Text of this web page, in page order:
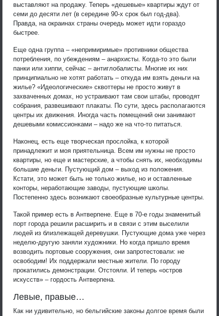
выставляют на продажу. Теперь «дешевые» квартиры ждут от
семи до десяти лет (в середине 90-х срок был год-два).
Правда, на окраинах страны очередь может идти гораздо
быстрее.
Еще одна группа – «непримиримые» противники общества
потребления, по убеждениям – анархисты. Когда-то это были
панки или хиппи, сейчас – антиглобалисты. Многие их них
принципиально не хотят работать – откуда им взять деньги на
жилье? «Идеологические» сквоттеры не просто живут в
захваченных домах, но устраивают там свои штабы, проводят
собрания, развешивают плакаты. По сути, здесь располагаются
центры их движения. Иногда часть помещений они занимают
дешевыми комиссионками – надо же на что-то питаться.
Наконец, есть еще творческая прослойка, к которой
принадлежит и моя приятельница. Всем им нужны не просто
квартиры, но еще и мастерские, а чтобы снять их, необходимы
большие деньги. Пустующий дом – выход из положения.
Кстати, это может быть не только жилье, но и оставленные
конторы, неработающие заводы, пустующие школы.
Постепенно здесь возникают своеобразные культурные центры.
Такой пример есть в Антверпене. Еще в 70-е годы знаменитый
порт города решили расширить и в связи с этим выселили
людей из близлежащей деревушки. Пустующие дома уже через
неделю-другую заняли художники. Но когда пришло время
возводить портовые сооружения, они запротестовали: не
освободим! Их поддержали местные жители. По городу
прокатились демонстрации. Отстояли. И теперь «остров
искусств» – гордость Антверпена.
Левые, правые…
Как ни удивительно, но бельгийские законы долгое время были